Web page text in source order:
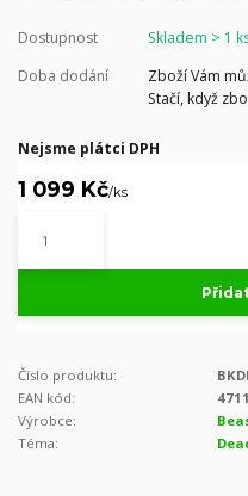
Dostupnost
Skladem > 1
Doba dodání
Zboží Vám
Stačí, když
Nejsme plátci DPH
1 099 Kč/ks
Číslo produktu:
EAN kód:
Výrobce:
Téma: